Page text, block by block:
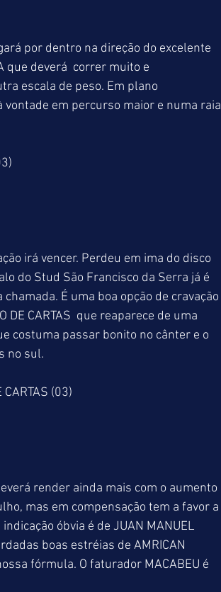
que deverá  correr muito e
escala de peso. Em plano
vontade em percurso maior e numa raia
irá vencer. Perdeu em ima do disco
do Stud São Francisco da Serra já é
É uma boa opção de cravação
CARTAS  que reaparece de uma
costuma passar bonito no cânter e o
no sul.
CARTAS (03)
render ainda mais com o aumento
mas em compensação tem a favor a
óbvia é de JUAN MANUEL
boas estréias de AMRICAN
fórmula. O faturador MACABEU é